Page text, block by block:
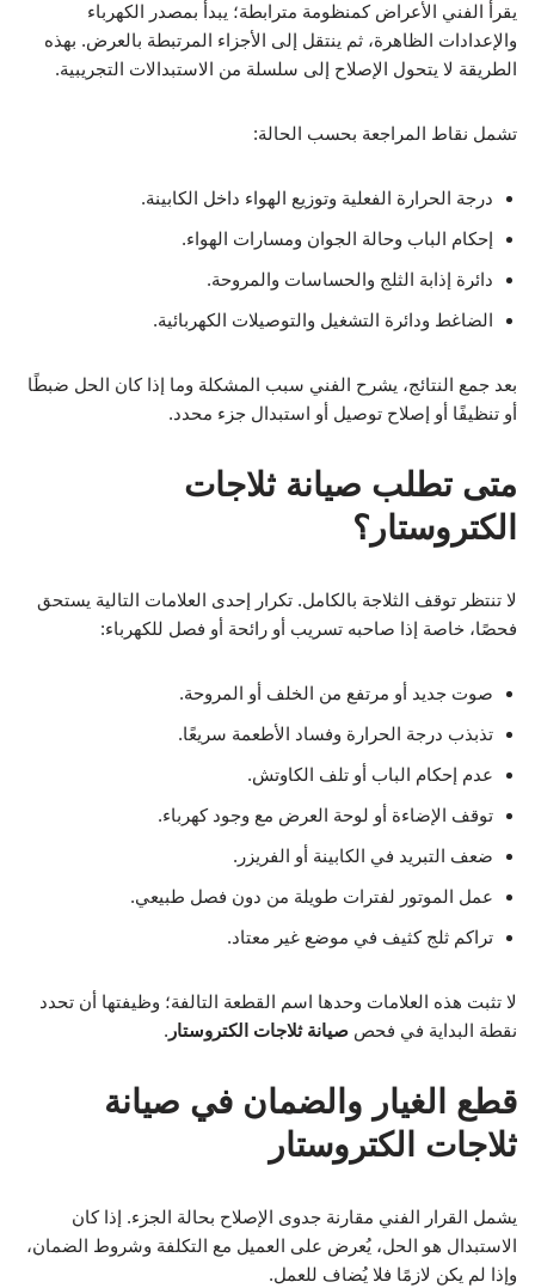
يقرأ الفني الأعراض كمنظومة مترابطة؛ يبدأ بمصدر الكهرباء
والإعدادات الظاهرة، ثم ينتقل إلى الأجزاء المرتبطة بالعرض. بهذه
الطريقة لا يتحول الإصلاح إلى سلسلة من الاستبدالات التجريبية.
تشمل نقاط المراجعة بحسب الحالة:
درجة الحرارة الفعلية وتوزيع الهواء داخل الكابينة.
إحكام الباب وحالة الجوان ومسارات الهواء.
دائرة إذابة الثلج والحساسات والمروحة.
الضاغط ودائرة التشغيل والتوصيلات الكهربائية.
بعد جمع النتائج، يشرح الفني سبب المشكلة وما إذا كان الحل ضبطًا
أو تنظيفًا أو إصلاح توصيل أو استبدال جزء محدد.
متى تطلب صيانة ثلاجات
الكتروستار؟
لا تنتظر توقف الثلاجة بالكامل. تكرار إحدى العلامات التالية يستحق
فحصًا، خاصة إذا صاحبه تسريب أو رائحة أو فصل للكهرباء:
صوت جديد أو مرتفع من الخلف أو المروحة.
تذبذب درجة الحرارة وفساد الأطعمة سريعًا.
عدم إحكام الباب أو تلف الكاوتش.
توقف الإضاءة أو لوحة العرض مع وجود كهرباء.
ضعف التبريد في الكابينة أو الفريزر.
عمل الموتور لفترات طويلة من دون فصل طبيعي.
تراكم ثلج كثيف في موضع غير معتاد.
لا تثبت هذه العلامات وحدها اسم القطعة التالفة؛ وظيفتها أن تحدد
نقطة البداية في فحص صيانة ثلاجات الكتروستار .
قطع الغيار والضمان في صيانة
ثلاجات الكتروستار
يشمل القرار الفني مقارنة جدوى الإصلاح بحالة الجزء. إذا كان
الاستبدال هو الحل، يُعرض على العميل مع التكلفة وشروط الضمان،
وإذا لم يكن لازمًا فلا يُضاف للعمل.